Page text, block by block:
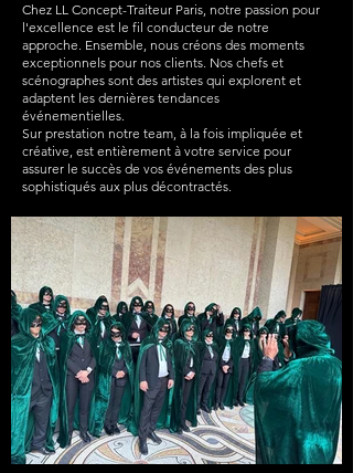
Chez LL Concept-Traiteur Paris, notre passion pour
l'excellence est le fil conducteur de notre
approche. Ensemble, nous créons des moments
exceptionnels pour nos clients. Nos chefs et
scénographes sont des artistes qui explorent et
adaptent les dernières tendances
événementielles.
Sur prestation notre team, à la fois impliquée et
créative, est entièrement à votre service pour
assurer le succès de vos événements des plus
sophistiqués aux plus décontractés.